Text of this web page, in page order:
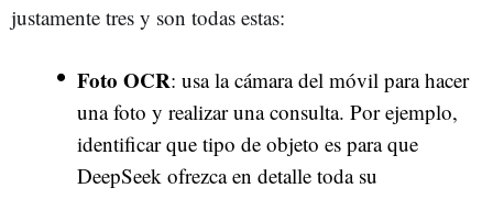
justamente tres y son todas estas:
Foto OCR: usa la cámara del móvil para hacer
una foto y realizar una consulta. Por ejemplo,
identificar que tipo de objeto es para que
DeepSeek ofrezca en detalle toda su